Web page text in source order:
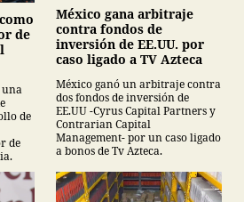
de
una
de
de
México gana arbitraje
contra fondos de
inversión de EE.UU. por
caso ligado a TV Azteca
México ganó un arbitraje contra
dos fondos de inversión de
EE.UU -Cyrus Capital Partners y
Contrarian Capital
Management- por un caso ligado
a bonos de Tv Azteca.